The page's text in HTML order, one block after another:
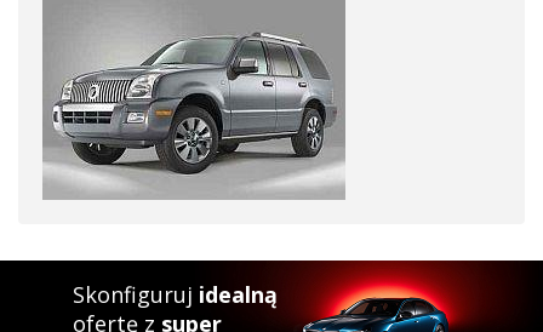
Skonfiguruj idealną
ofertę z super